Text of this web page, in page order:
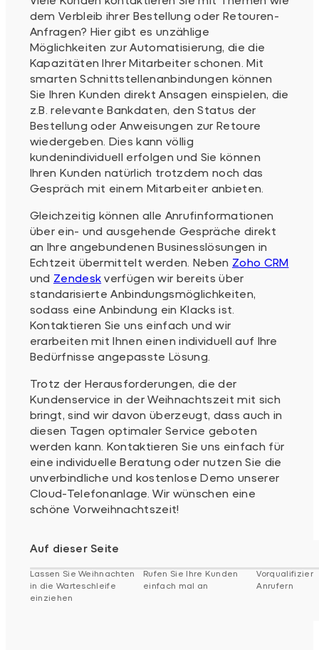
dem Verbleib ihrer Bestellung oder Retouren-
Anfragen? Hier gibt es unzählige
Möglichkeiten zur Automatisierung, die die
Kapazitäten Ihrer Mitarbeiter schonen. Mit
smarten Schnittstellenanbindungen können
Sie Ihren Kunden direkt Ansagen einspielen, die
z.B. relevante Bankdaten, den Status der
Bestellung oder Anweisungen zur Retoure
wiedergeben. Dies kann völlig
kundenindividuell erfolgen und Sie können
Ihren Kunden natürlich trotzdem noch das
Gespräch mit einem Mitarbeiter anbieten.
Gleichzeitig können alle Anrufinformationen
über ein- und ausgehende Gespräche direkt
an Ihre angebundenen Businesslösungen in
Echtzeit übermittelt werden. Neben Zoho CRM
und Zendesk verfügen wir bereits über
standarisierte Anbindungsmöglichkeiten,
sodass eine Anbindung ein Klacks ist.
Kontaktieren Sie uns einfach und wir
erarbeiten mit Ihnen einen individuell auf Ihre
Bedürfnisse angepasste Lösung.
Trotz der Herausforderungen, die der
Kundenservice in der Weihnachtszeit mit sich
bringt, sind wir davon überzeugt, dass auch in
diesen Tagen optimaler Service geboten
werden kann. Kontaktieren Sie uns einfach für
eine individuelle Beratung oder nutzen Sie die
unverbindliche und kostenlose Demo unserer
Cloud-Telefonanlage. Wir wünschen eine
schöne Vorweihnachtszeit!
Auf dieser Seite
Lassen Sie Weihnachten
in die Warteschleife
einziehen
Rufen Sie Ihre Kunden
einfach mal an
Anrufern